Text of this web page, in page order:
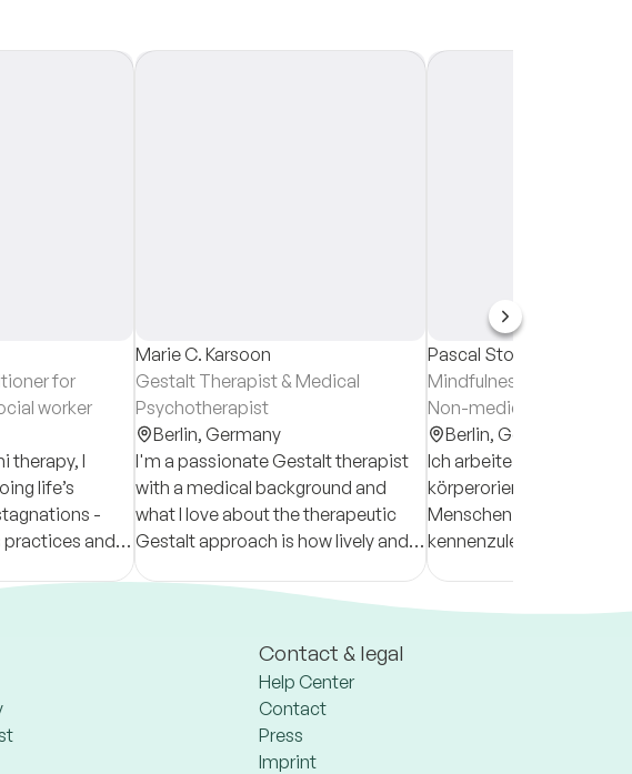
for
worker
therapy, I
life’s
-
practices and
Marie C. Karsoon
Gestalt Therapist & Medical
Psychotherapist
Berlin, Germany
I'm a passionate Gestalt therapist
with a medical background and
what I love about the therapeutic
Gestalt approach is how lively and
experiential it is.
Pascal Storz
Mindfulness-Based
Non-medical
Psychotherapy
Berlin, Germany
Ich arbeite achtsam und
körperorientiert und
Menschen dabei, sich
kennenzulernen und ihre
(Beziehungs-)Muster zu
erfahrungsorientiert mit
Contact & legal
Help Center
Contact
Press
Imprint